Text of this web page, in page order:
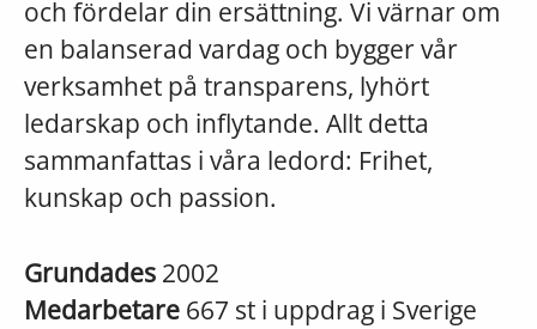
och fördelar din ersättning. Vi värnar om
en balanserad vardag och bygger vår
verksamhet på transparens, lyhört
ledarskap och inflytande. Allt detta
sammanfattas i våra ledord: Frihet,
kunskap och passion.
Grundades 2002
Medarbetare 667 st i uppdrag i Sverige